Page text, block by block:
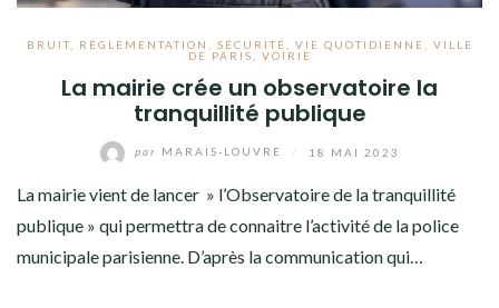
BRUIT, RÉGLEMENTATION SÉCURITÉ VIE QUOTIDIENNE
VILLE
DE PARIS
VOIRIE
La mairie crée un observatoire la
tranquillité publique
par MARAIS-LOUVRE 18 MAI 2023
La mairie vient de lancer » l’Observatoire de la tranquillité
publique » qui permettra de connaitre l’activité de la police
municipale parisienne. D’après la communication qui…